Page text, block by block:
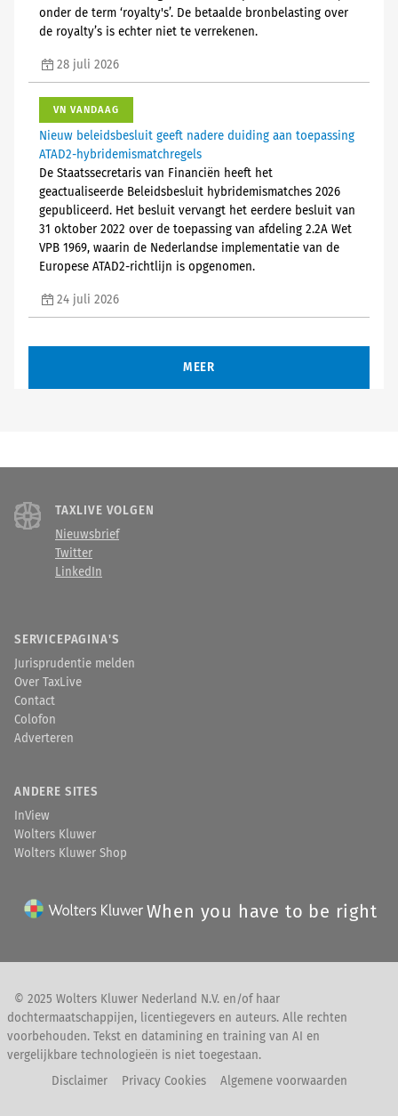
onder de term ‘royalty's’. De betaalde bronbelasting over
de royalty’s is echter niet te verrekenen.
28 juli 2026
VN VANDAAG
Nieuw beleidsbesluit geeft nadere duiding aan toepassing
ATAD2-hybridemismatchregels
De Staatssecretaris van Financiën heeft het
geactualiseerde Beleidsbesluit hybridemismatches 2026
gepubliceerd. Het besluit vervangt het eerdere besluit van
31 oktober 2022 over de toepassing van afdeling 2.2A Wet
VPB 1969, waarin de Nederlandse implementatie van de
Europese ATAD2-richtlijn is opgenomen.
24 juli 2026
MEER
TAXLIVE VOLGEN
Nieuwsbrief
Twitter
LinkedIn
SERVICEPAGINA'S
Jurisprudentie melden
Over TaxLive
Contact
Colofon
Adverteren
ANDERE SITES
InView
Wolters Kluwer
Wolters Kluwer Shop
When you have to be right
© 2025 Wolters Kluwer Nederland N.V. en/of haar
dochtermaatschappijen, licentiegevers en auteurs. Alle rechten
voorbehouden. Tekst en datamining en training van AI en
vergelijkbare technologieën is niet toegestaan.
Disclaimer
Privacy Cookies Algemene voorwaarden